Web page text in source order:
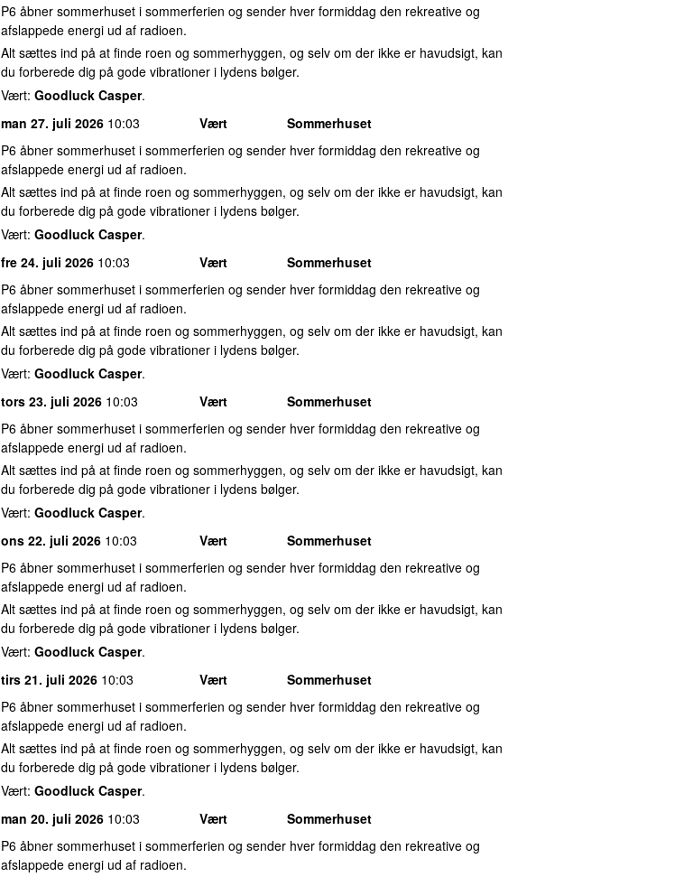
P6 åbner sommerhuset i sommerferien og sender hver formiddag den rekreative og
afslappede energi ud af radioen.
Alt sættes ind på at finde roen og sommerhyggen, og selv om der ikke er havudsigt, kan
du forberede dig på gode vibrationer i lydens bølger.
Vært: Goodluck Casper.
man 27. juli 2026 10:03 Vært
Sommerhuset
P6 åbner sommerhuset i sommerferien og sender hver formiddag den rekreative og
afslappede energi ud af radioen.
Alt sættes ind på at finde roen og sommerhyggen, og selv om der ikke er havudsigt, kan
du forberede dig på gode vibrationer i lydens bølger.
Vært: Goodluck Casper.
fre 24. juli 2026 10:03 Vært
Sommerhuset
P6 åbner sommerhuset i sommerferien og sender hver formiddag den rekreative og
afslappede energi ud af radioen.
Alt sættes ind på at finde roen og sommerhyggen, og selv om der ikke er havudsigt, kan
du forberede dig på gode vibrationer i lydens bølger.
Vært: Goodluck Casper.
tors 23. juli 2026 10:03 Vært
Sommerhuset
P6 åbner sommerhuset i sommerferien og sender hver formiddag den rekreative og
afslappede energi ud af radioen.
Alt sættes ind på at finde roen og sommerhyggen, og selv om der ikke er havudsigt, kan
du forberede dig på gode vibrationer i lydens bølger.
Vært: Goodluck Casper.
ons 22. juli 2026 10:03 Vært
Sommerhuset
P6 åbner sommerhuset i sommerferien og sender hver formiddag den rekreative og
afslappede energi ud af radioen.
Alt sættes ind på at finde roen og sommerhyggen, og selv om der ikke er havudsigt, kan
du forberede dig på gode vibrationer i lydens bølger.
Vært: Goodluck Casper.
tirs 21. juli 2026 10:03 Vært
Sommerhuset
P6 åbner sommerhuset i sommerferien og sender hver formiddag den rekreative og
afslappede energi ud af radioen.
Alt sættes ind på at finde roen og sommerhyggen, og selv om der ikke er havudsigt, kan
du forberede dig på gode vibrationer i lydens bølger.
Vært: Goodluck Casper.
man 20. juli 2026 10:03 Vært
Sommerhuset
P6 åbner sommerhuset i sommerferien og sender hver formiddag den rekreative og
afslappede energi ud af radioen.